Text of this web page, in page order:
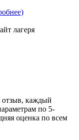
лагеря
отзыв, каждый
по 5-
оценка по всем